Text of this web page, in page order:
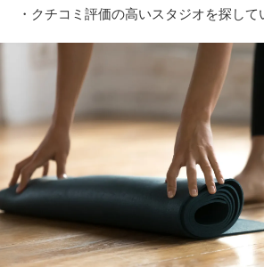
・クチコミ評価の高いスタジオを探して